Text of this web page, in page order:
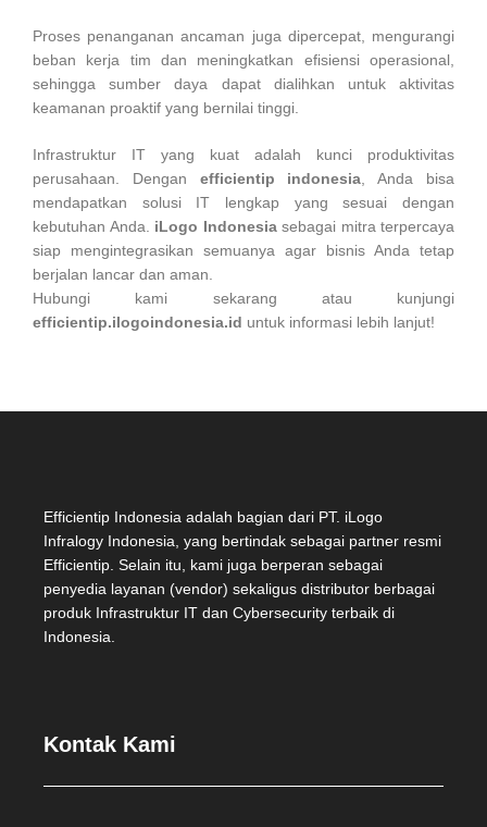
Proses penanganan ancaman juga dipercepat, mengurangi
beban kerja tim dan meningkatkan efisiensi operasional,
sehingga sumber daya dapat dialihkan untuk aktivitas
keamanan proaktif yang bernilai tinggi.
Infrastruktur IT yang kuat adalah kunci produktivitas
perusahaan. Dengan efficientip indonesia , Anda bisa
mendapatkan solusi IT lengkap yang sesuai dengan
kebutuhan Anda. iLogo Indonesiasebagai mitra terpercaya
siap mengintegrasikan semuanya agar bisnis Anda tetap
berjalan lancar dan aman.
Hubungi kami sekarang atau kunjungi
efficientip.ilogoindonesia.id untuk informasi lebih lanjut!
Efficientip Indonesia adalah bagian dari PT. iLogo
Infralogy Indonesia, yang bertindak sebagai partner resmi
Efficientip. Selain itu, kami juga berperan sebagai
penyedia layanan (vendor) sekaligus distributor berbagai
produk Infrastruktur IT dan Cybersecurity terbaik di
Indonesia.
Kontak Kami